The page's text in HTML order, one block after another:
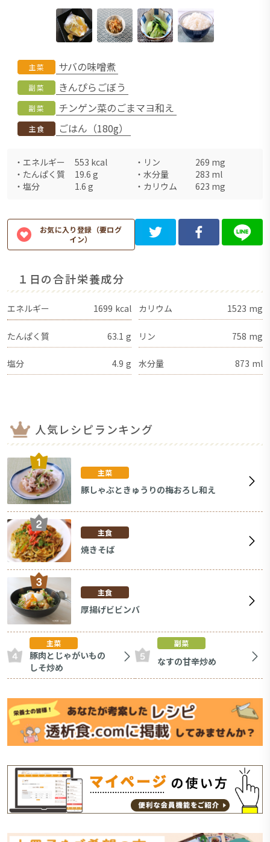
主菜 サバの味噌煮
副菜 きんぴらごぼう
副菜 チンゲン菜のごまマヨ和え
主食 ごはん（180g）
・ エネルギー 553 kcal ・ リン 269 mg
・ たんぱく質 19.6 g ・ 水分量 283 ml
・ 塩分 1.6 g ・ カリウム 623 mg
お気に入り登録（要ログ
イン）
１日の合計栄養成分
エネルギー 1699 kcal カリウム 1523 mg
たんぱく質 63.1 g リン 758 mg
塩分 4.9 g 水分量 873 ml
人気レシピランキング
主菜
豚しゃぶときゅうりの梅おろし和え
主食
焼きそば
主食
厚揚げビビンバ
主菜
豚肉とじゃがいもの
しそ炒め
副菜
なすの甘辛炒め